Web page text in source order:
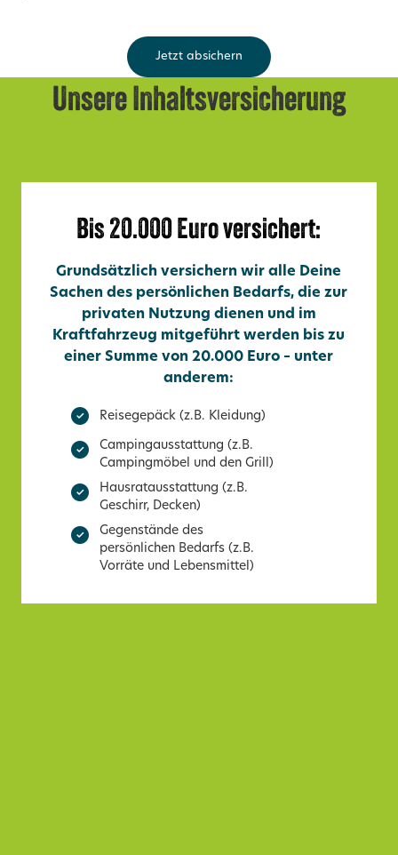
Jetzt absichern
Unsere Inhaltsversicherung
Bis 20.000 Euro versichert:
Grundsätzlich versichern wir alle Deine
Sachen des persönlichen Bedarfs, die zur
privaten Nutzung dienen und im
Kraftfahrzeug mitgeführt werden bis zu
einer Summe von 20.000 Euro – unter
anderem:
Reisegepäck (z.B. Kleidung)
Campingausstattung (z.B.
Campingmöbel und den Grill)
Hausratausstattung (z.B.
Geschirr, Decken)
Gegenstände des
persönlichen Bedarfs (z.B.
Vorräte und Lebensmittel)